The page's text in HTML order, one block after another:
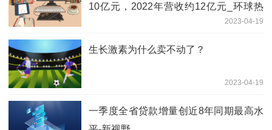
10亿元，2022年营收约12亿元_环球热
2023-04-19
生长激素为什么卖不动了？
2023-04-19
一季度全省贷款增量创近8年同期最高水